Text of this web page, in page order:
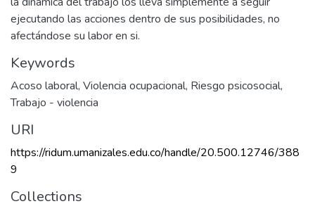
ejecutando las acciones dentro de sus posibilidades, no
afectándose su labor en si.
Keywords
Acoso laboral, Violencia ocupacional, Riesgo psicosocial,
Trabajo - violencia
URI
https://ridum.umanizales.edu.co/handle/20.500.12746/388
9
Collections